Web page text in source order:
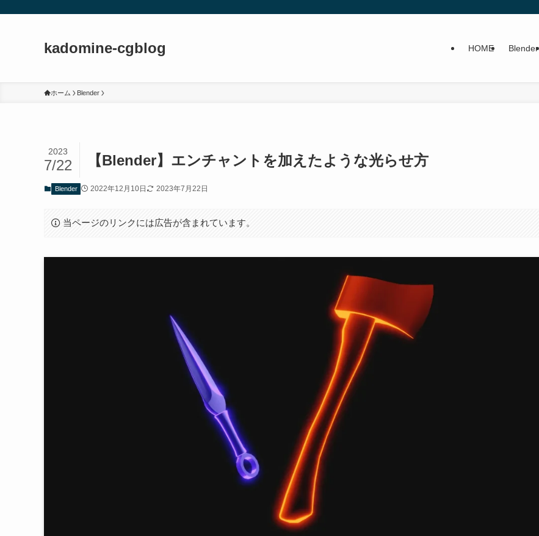
kadomine-cgblog HOME Blender
ホーム Blender
【Blender】エンチャントを加えたような光らせ方
2023
7/22
Blender 2022年12月10日 2023年7月22日
当ページのリンクには広告が含まれています。